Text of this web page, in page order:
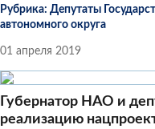
Рубрика: Депутаты
автономного округа
01 апреля 2019
Губернатор НАО и
реализацию